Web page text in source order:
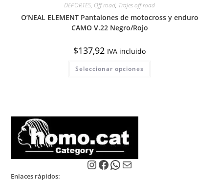
DEPORTES, Off road, Trajes off road
O’NEAL ELEMENT Pantalones de motocross y enduro
CAMO V.22 Negro/Rojo
$137,92 IVA incluido
Seleccionar opciones
Este
tiene
Instagram
Facebook
WhatsApp
Correo electrónico
Enlaces rápidos: